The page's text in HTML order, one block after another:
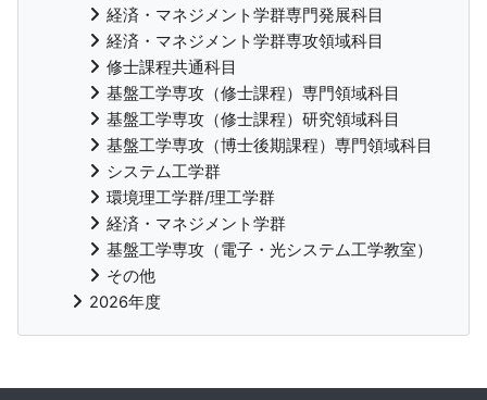
経済・マネジメント学群専門発展科目
経済・マネジメント学群専攻領域科目
修士課程共通科目
基盤工学専攻（修士課程）専門領域科目
基盤工学専攻（修士課程）研究領域科目
基盤工学専攻（博士後期課程）専門領域科目
システム工学群
環境理工学群/理工学群
経済・マネジメント学群
基盤工学専攻（電子・光システム工学教室）
その他
2026年度
補助ブロック